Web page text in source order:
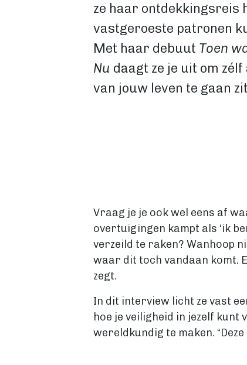
ze haar ontdekkingsreis
vastgeroeste patronen
Met haar debuut Toen
Nu daagt ze je uit om
van jouw leven te gaan
Vraag je je ook wel eens af
overtuigingen kampt als ‘ik
verzeild te raken? Wanhoop
waar dit toch vandaan komt.
zegt.
In dit interview licht ze vast
hoe je veiligheid in jezelf
wereldkundig te maken.